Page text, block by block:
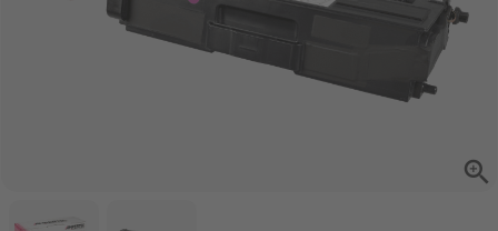
zoom_in